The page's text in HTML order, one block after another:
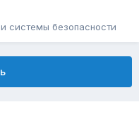
системы безопасности